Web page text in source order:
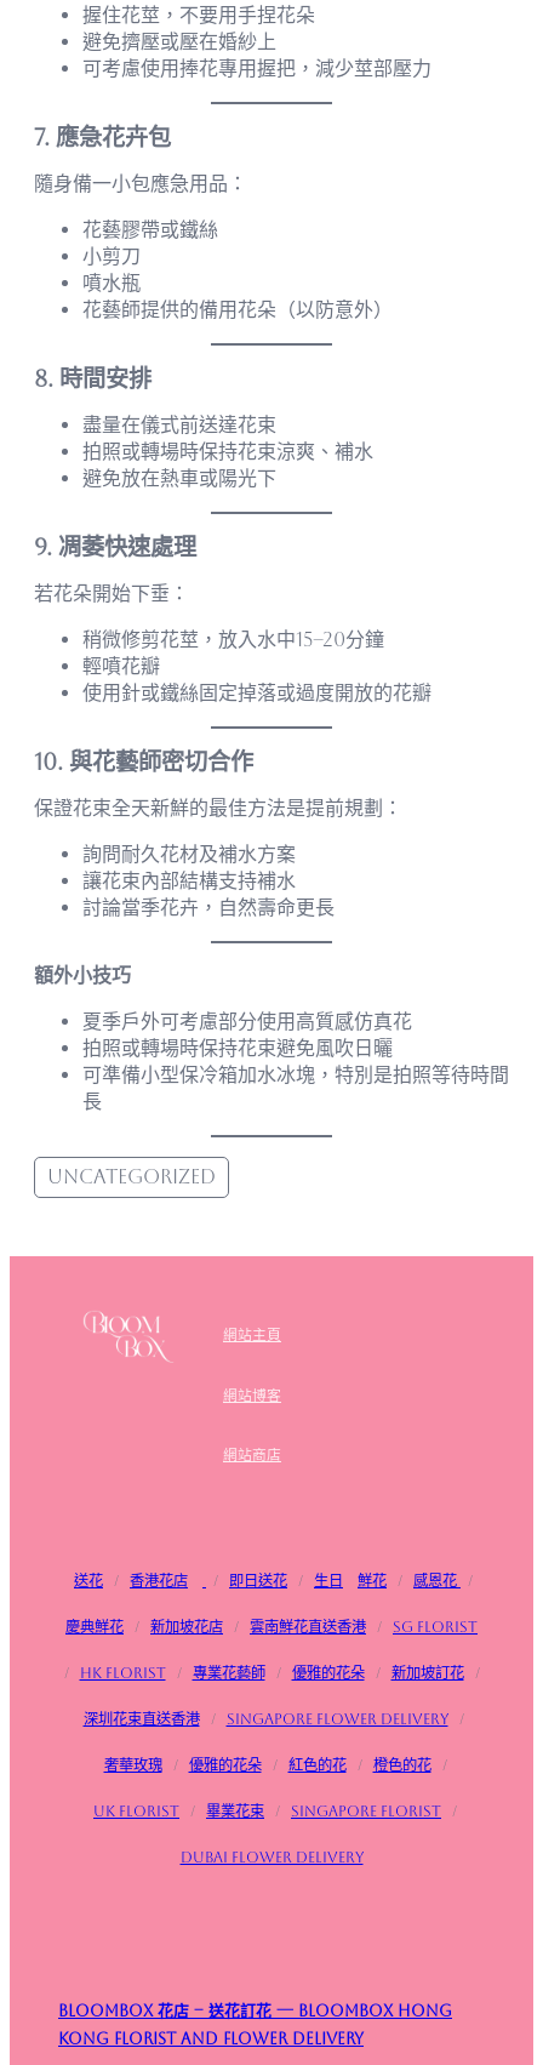
握住花莖，不要用手捏花朵
避免擠壓或壓在婚紗上
可考慮使用捧花專用握把，減少莖部壓力
7. 應急花卉包
隨身備一小包應急用品：
花藝膠帶或鐵絲
小剪刀
噴水瓶
花藝師提供的備用花朵（以防意外）
8. 時間安排
盡量在儀式前送達花束
拍照或轉場時保持花束涼爽、補水
避免放在熱車或陽光下
9. 凋萎快速處理
若花朵開始下垂：
稍微修剪花莖，放入水中15–20分鐘
輕噴花瓣
使用針或鐵絲固定掉落或過度開放的花瓣
10. 與花藝師密切合作
保證花束全天新鮮的最佳方法是提前規劃：
詢問耐久花材及補水方案
讓花束內部結構支持補水
討論當季花卉，自然壽命更長
額外小技巧
夏季戶外可考慮部分使用高質感仿真花
拍照或轉場時保持花束避免風吹日曬
可準備小型保冷箱加水冰塊，特別是拍照等待時間
長
Uncategorized
網站主頁
網站博客
網站商店
送花 / 香港花店 / 即日送花 / 生日 鮮花 / 感恩花 /
慶典鮮花 / 新加坡花店 / 雲南鮮花直送香港 / SG FLorist
/ HK Florist / 專業花藝師 / 優雅的花朵 / 新加坡訂花 /
深圳花束直送香港 / Singapore flower delivery /
奢華玫瑰 / 優雅的花朵 / 紅色的花 / 橙色的花 /
UK Florist / 畢業花束 / Singapore Florist /
Dubai Flower Delivery
Bloombox 花店 – 送花訂花 — Bloombox Hong
Kong Florist and Flower Delivery